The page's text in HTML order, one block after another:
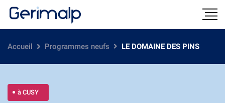
Accueil Programmes neufs LE DOMAINE DES PINS
à CUSY